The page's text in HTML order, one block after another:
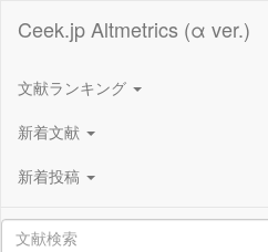
Ceek.jp Altmetrics (α ver.)
文献ランキング
新着文献
新着投稿